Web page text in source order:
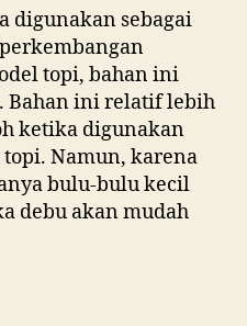
digunakan sebagai
topi, bahan ini
Bahan ini relatif lebih
ketika digunakan
topi. Namun, karena
bulu-bulu kecil
debu akan mudah